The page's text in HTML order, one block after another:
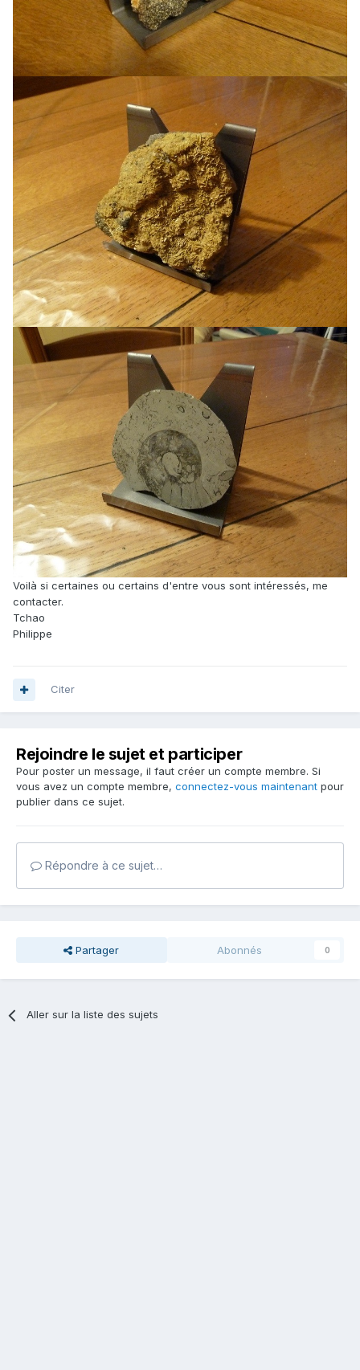
Voilà si certaines ou certains d'entre vous sont intéressés, me
contacter.
Tchao
Philippe
Citer
Rejoindre le sujet et participer
Pour poster un message, il faut créer un compte membre. Si
vous avez un compte membre, connectez-vous maintenant pour
publier dans ce sujet.
Répondre à ce sujet…
Partager Abonnés 0
Aller sur la liste des sujets